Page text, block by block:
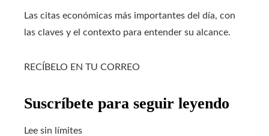
Las citas económicas más importantes del día, con
las claves y el contexto para entender su alcance.
RECÍBELO EN TU CORREO
Suscríbete para seguir leyendo
Lee sin límites